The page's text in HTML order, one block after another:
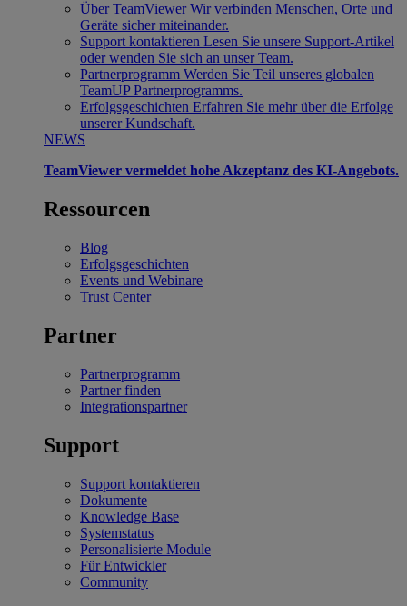
Über TeamViewer Wir verbinden Menschen, Orte und
Geräte sicher miteinander.
Support kontaktieren Lesen Sie unsere Support-Artikel
oder wenden Sie sich an unser Team.
Partnerprogramm Werden Sie Teil unseres globalen
TeamUP Partnerprogramms.
Erfolgsgeschichten Erfahren Sie mehr über die Erfolge
unserer Kundschaft.
NEWS
TeamViewer vermeldet hohe Akzeptanz des KI-Angebots.
Ressourcen
Blog
Erfolgsgeschichten
Events und Webinare
Trust Center
Partner
Partnerprogramm
Partner finden
Integrationspartner
Support
Support kontaktieren
Dokumente
Knowledge Base
Systemstatus
Personalisierte Module
Für Entwickler
Community